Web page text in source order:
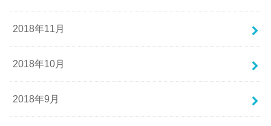
2018年11月
2018年10月
2018年9月